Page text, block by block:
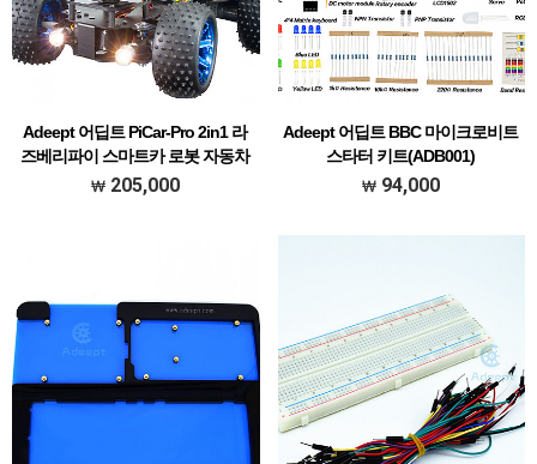
Adeept 어딥트 PiCar-Pro 2in1 라
즈베리파이 스마트카 로봇 자동차
키트 (ADR019)
205,000
Adeept 어딥트 BBC 마이크로비트
스타터 키트(ADB001)
[### 메뉴얼 한글 초벌 번역본 다운받기
94,000